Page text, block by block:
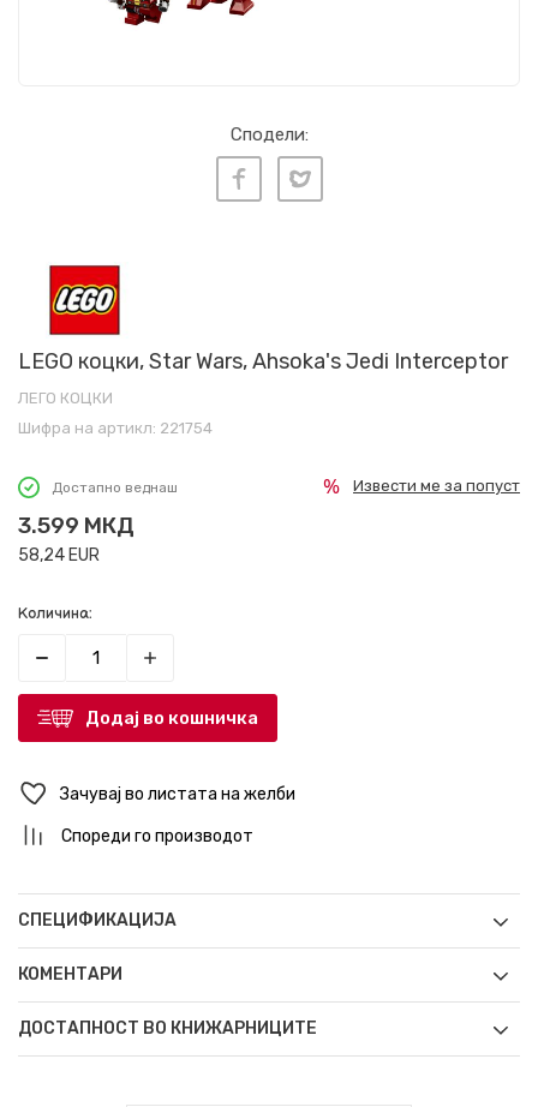
Сподели:
LEGO коцки, Star Wars, Ahsoka's Jedi Interceptor
ЛЕГО КОЦКИ
Шифра на артикл: 221754
Достапно веднаш
3.599 МКД
58,24EUR
Извести ме за попуст
Количина:
Додај во кошничка
Зачувај во листата на желби
Спореди го производот
СПЕЦИФИКАЦИЈА
КОМЕНТАРИ
ДОСТАПНОСТ ВО КНИЖАРНИЦИТЕ